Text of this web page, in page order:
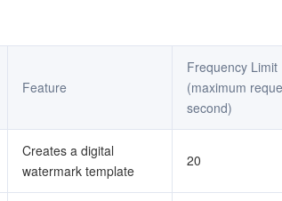
Feature
Frequency Limit
(maximum
second)
Creates a digital
watermark template
20